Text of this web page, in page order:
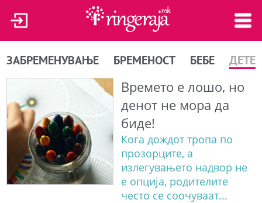
ЗАБРЕМЕНУВАЊЕ БРЕМЕНОСТ БЕБЕ ДЕТЕ
Времето е лошо, но
денот не мора да
биде!
Кога дождот тропа по
прозорците, а
излегувањето надвор не
е опција, родителите
често се соочуваат...